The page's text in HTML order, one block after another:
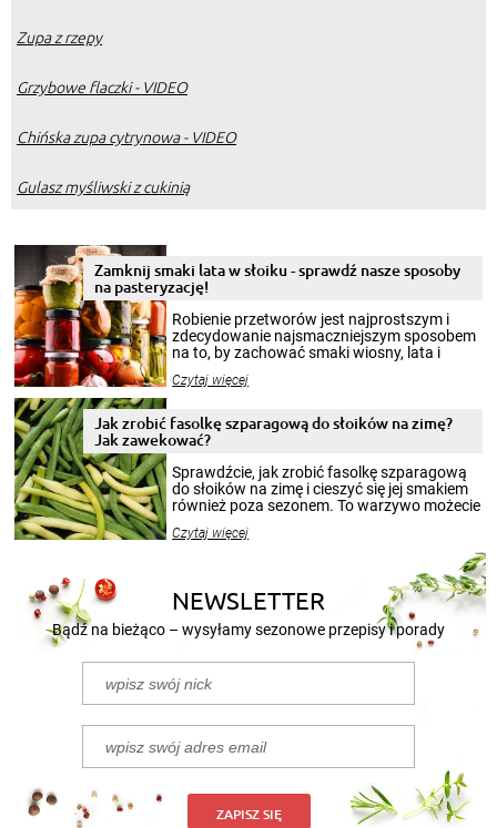
Zupa z rzepy
Grzybowe flaczki - VIDEO
Chińska zupa cytrynowa - VIDEO
Gulasz myśliwski z cukinią
Zamknij smaki lata w słoiku - sprawdź nasze sposoby
na pasteryzację!
Robienie przetworów jest najprostszym i
zdecydowanie najsmaczniejszym sposobem
na to, by zachować smaki wiosny, lata i
krajobrazów, by cieszyć nimi oko w sezonie
pełni poczuć atmosferę cieplejszych
miesięcy. Przygotowanie słoików ze
patenty, które pozwolą zachować świeżość
przetworów.
Czytaj więcej
Jak zrobić fasolkę szparagową do słoików na zimę?
Jak zawekować?
Sprawdźcie, jak zrobić fasolkę szparagową
do słoików na zimę i cieszyć się jej smakiem
również poza sezonem. To warzywo możecie
nasze propozycje!
Czytaj więcej
NEWSLETTER
Bądź na bieżąco – wysyłamy sezonowe przepisy i porady
ZAPISZ SIĘ